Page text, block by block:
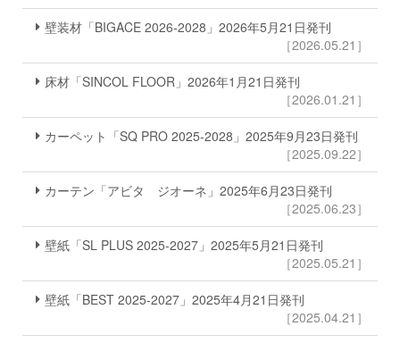
壁装材「BIGACE 2026-2028」2026年5月21日発刊
［2026.05.21］
床材「SINCOL FLOOR」2026年1月21日発刊
［2026.01.21］
カーペット「SQ PRO 2025-2028」2025年9月23日発刊
［2025.09.22］
カーテン「アビタ ジオーネ」2025年6月23日発刊
［2025.06.23］
壁紙「SL PLUS 2025-2027」2025年5月21日発刊
［2025.05.21］
壁紙「BEST 2025-2027」2025年4月21日発刊
［2025.04.21］